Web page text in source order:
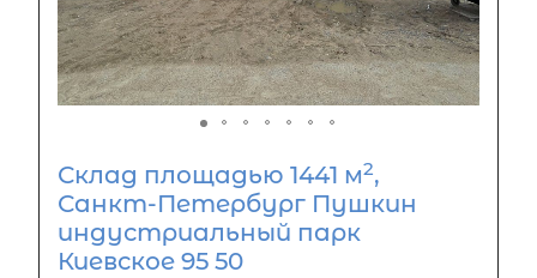
Склад площадью 1441 м2,
Санкт-Петербург Пушкин
индустриальный парк
Киевское 95 50